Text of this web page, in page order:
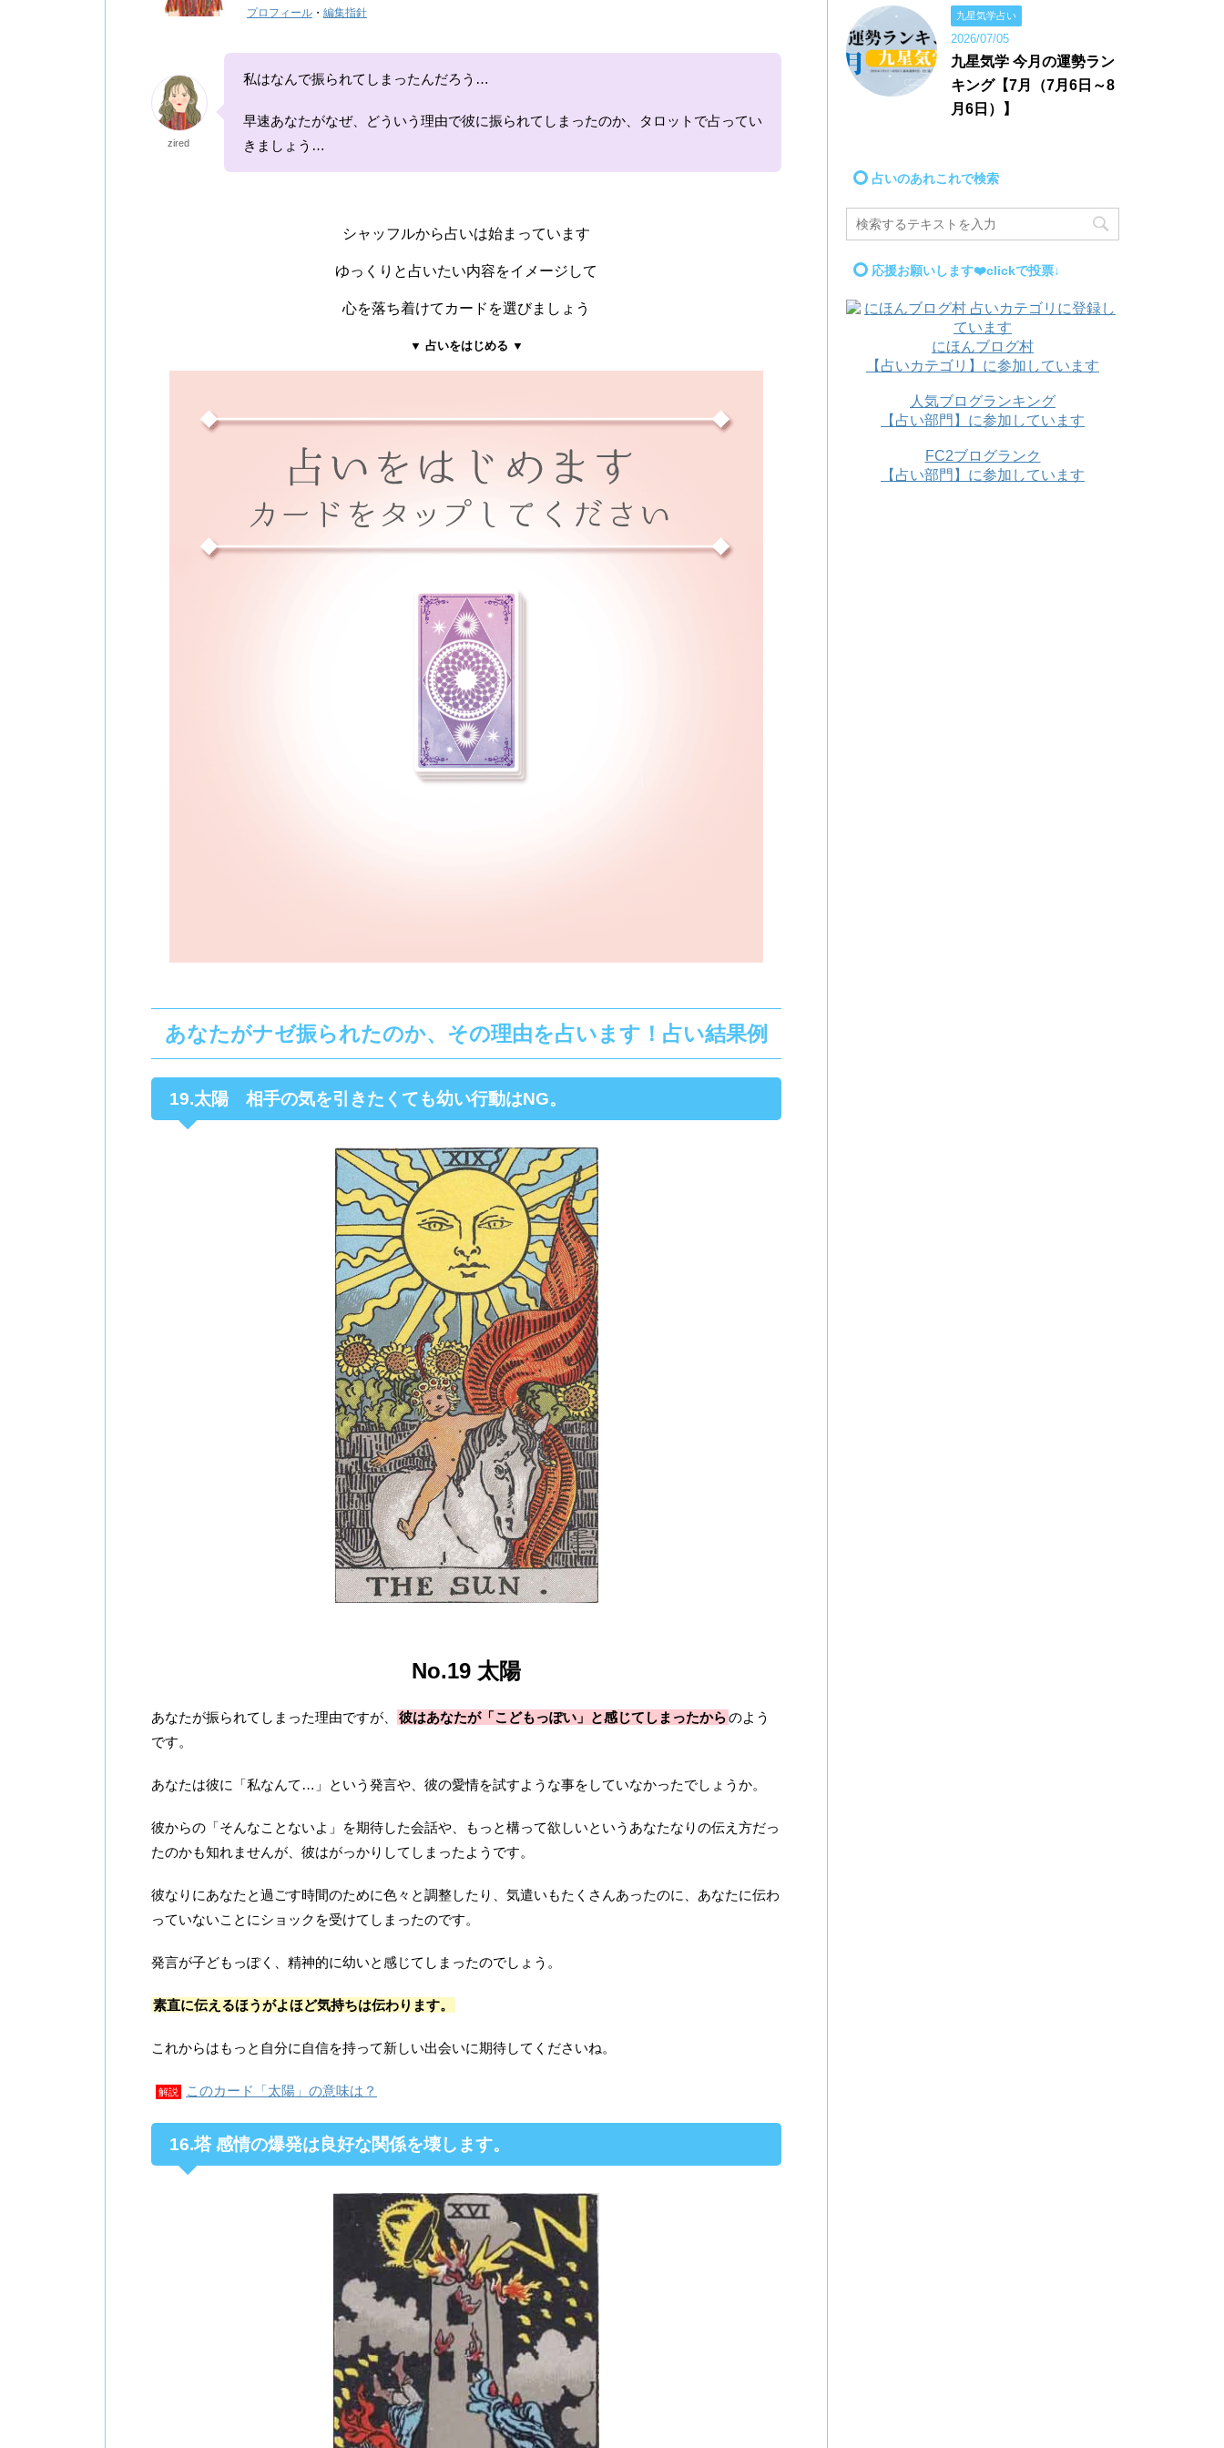
プロフィール ・ 編集指針
zired
私はなんで振られてしまったんだろう…
早速あなたがなぜ、どういう理由で彼に振られてしまったのか、タロットで占ってい
きましょう…
シャッフルから占いは始まっています
ゆっくりと占いたい内容をイメージして
心を落ち着けてカードを選びましょう
▼ 占いをはじめる ▼
あなたがナゼ振られたのか、その理由を占います！占い結果例
19.太陽 相手の気を引きたくても幼い行動はNG。
No.19 太陽
あなたが振られてしまった理由ですが、 彼はあなたが「こどもっぽい」と感じてしまったからのよう
です。
あなたは彼に「私なんて…」という発言や、彼の愛情を試すような事をしていなかったでしょうか。
彼からの「そんなことないよ」を期待した会話や、もっと構って欲しいというあなたなりの伝え方だっ
たのかも知れませんが、彼はがっかりしてしまったようです。
彼なりにあなたと過ごす時間のために色々と調整したり、気遣いもたくさんあったのに、あなたに伝わ
っていないことにショックを受けてしまったのです。
発言が子どもっぽく、精神的に幼いと感じてしまったのでしょう。
素直に伝えるほうがよほど気持ちは伝わります。
これからはもっと自分に自信を持って新しい出会いに期待してくださいね。
解説 このカード「太陽」の意味は？
16.塔 感情の爆発は良好な関係を壊します。
九星気学占い
2026/07/05
九星気学 今月の運勢ラン
キング【7月（7月6日～8
月6日）】
占いのあれこれで検索
応援お願いします❤️clickで投票↓
にほんブログ村
【占いカテゴリ】に参加しています
人気ブログランキング
【占い部門】に参加しています
FC2ブログランク
【占い部門】に参加しています